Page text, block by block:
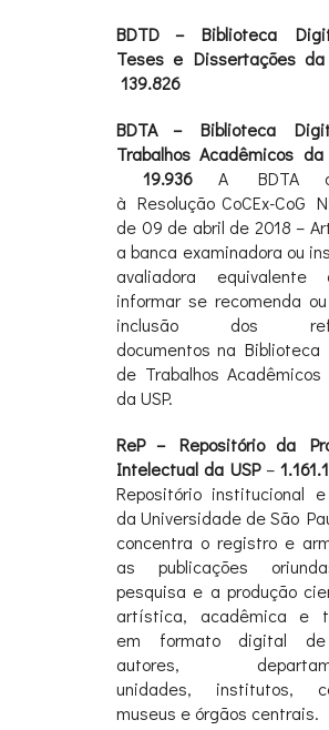
BDTD – Biblioteca
Teses e Dissertações da
139.826
BDTA – Biblioteca
Trabalhos Acadêmicos da
19.936 A BDTA
à Resolução CoCEx-CoG
de 09 de abril de 2018 –
a banca examinadora ou
avaliadora equivalente
informar se recomenda
inclusão dos
documentos na Biblioteca
de Trabalhos Acadêmicos
da USP.
ReP – Repositório da
Intelectual da USP–
Repositório institucional
da Universidade de São
concentra o registro e
as publicações
pesquisa e a produção
artística, acadêmica e
em formato digital
autores,
unidades, institutos,
museus e órgãos centrais.